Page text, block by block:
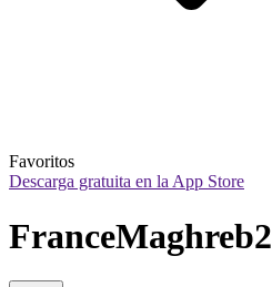
Favoritos
Descarga gratuita en la App Store
FranceMaghreb2